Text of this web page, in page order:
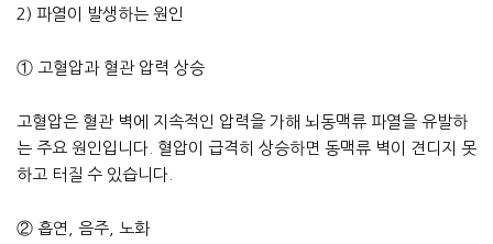
2) 파열이 발생하는 원인
① 고혈압과 혈관 압력 상승
고혈압은 혈관 벽에 지속적인 압력을 가해 뇌동맥류 파열을 유발하
는 주요 원인입니다. 혈압이 급격히 상승하면 동맥류 벽이 견디지 못
하고 터질 수 있습니다.
② 흡연, 음주, 노화